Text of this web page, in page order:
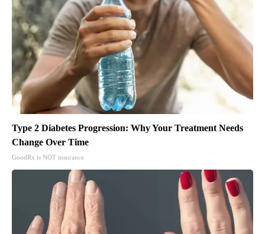
Type 2 Diabetes Progression: Why Your Treatment Needs
Change Over Time
GoodRx is NOT insurance